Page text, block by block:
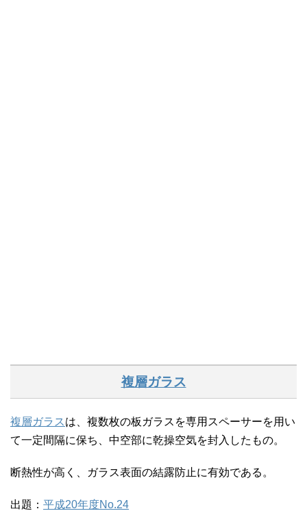
複層ガラス
複層ガラス は、複数枚の板ガラスを専用スペーサーを用い
て一定間隔に保ち、中空部に乾操空気を封入したもの。
断熱性が高く、ガラス表面の結露防止に有効である。
出題： 平成20年度No.24